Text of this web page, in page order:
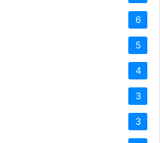
6
5
4
3
3